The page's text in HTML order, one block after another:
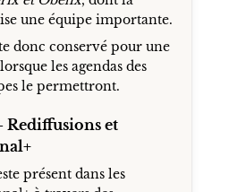
une équipe importante.
donc conservé pour une
les agendas des
le permettront.
et
présent dans les